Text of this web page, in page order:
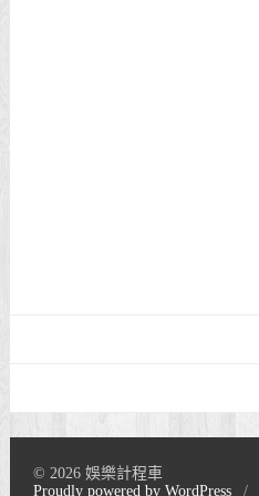
© 2026 娛樂計程車
Proudly powered by WordPress
/